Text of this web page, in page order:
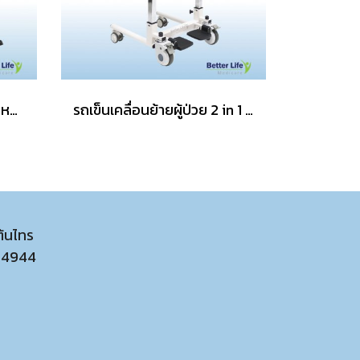
รถเข็นอลูมิเนียมอัลลอย น้ำหนักเบา พับได้ รถเข็นเคลื่อนย้ายผู้ป่วย 2 in 1 อุปกรณ์เคลื่อนย้ายผู้ป่วยติดเตียง รถเข็นสำหรับผู้ป่วยติดเตียง
ไทร